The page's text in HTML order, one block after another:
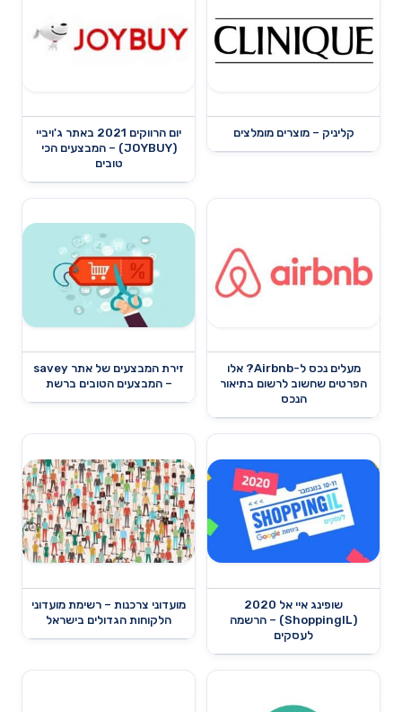
קליניק – מוצרים מומלצים
יום הרווקים 2021 באתר ג'ויביי
(JOYBUY) – המבצעים הכי
טובים
מעלים נכס ל-Airbnb? אלו
הפרטים שחשוב לרשום בתיאור
הנכס
זירת המבצעים של אתר savey
– המבצעים הטובים ברשת
שופינג איי אל 2020
(ShoppingIL) – הרשמה
לעסקים
מועדוני צרכנות – רשימת מועדוני
הלקוחות הגדולים בישראל